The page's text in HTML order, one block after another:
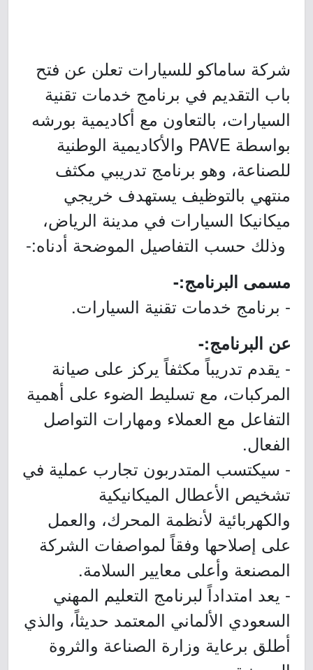
شركة ساماكو للسيارات تعلن عن فتح
باب التقديم في برنامج خدمات تقنية
السيارات، بالتعاون مع أكاديمية بورشه
بواسطة PAVE والأكاديمية الوطنية
للصناعة، وهو برنامج تدريبي مكثف
منتهي بالتوظيف يستهدف خريجي
ميكانيكا السيارات في مدينة الرياض،
وذلك حسب التفاصيل الموضحة أدناه:-
مسمى البرنامج:-
- برنامج خدمات تقنية السيارات.
عن البرنامج:-
- يقدم تدريباً مكثفاً يركز على صيانة
المركبات، مع تسليط الضوء على أهمية
التفاعل مع العملاء ومهارات التواصل
الفعال.
- سيكتسب المتدربون تجارب عملية في
تشخيص الأعطال الميكانيكية
والكهربائية لأنظمة المحرك، والعمل
على إصلاحها وفقاً لمواصفات الشركة
المصنعة وأعلى معايير السلامة.
- يعد امتداداً لبرنامج التعليم المهني
السعودي الألماني المعتمد حديثاً، والذي
أطلق برعاية وزارة الصناعة والثروة